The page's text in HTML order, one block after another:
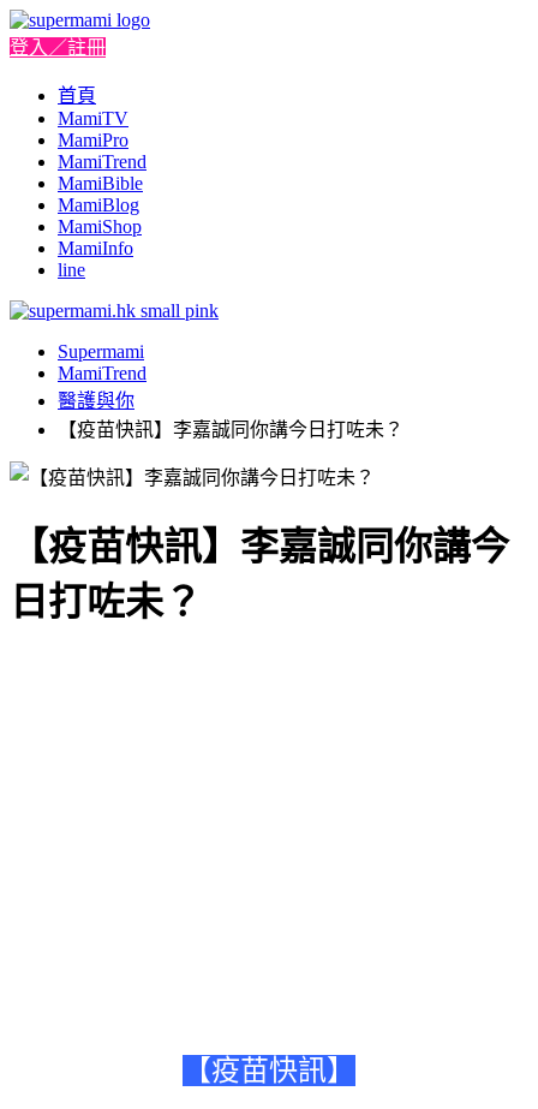
登入／註冊
首頁
MamiTV
MamiPro
MamiTrend
MamiBible
MamiBlog
MamiShop
MamiInfo
line
Supermami
MamiTrend
醫護與你
【疫苗快訊】李嘉誠同你講今日打咗未？
【疫苗快訊】李嘉誠同你講今
日打咗未？
【疫苗快訊】